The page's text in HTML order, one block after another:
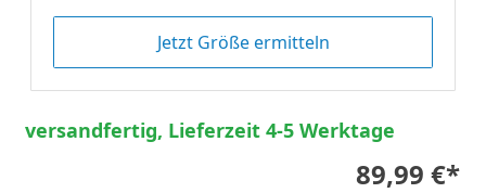
Jetzt Größe ermitteln
versandfertig, Lieferzeit 4-5 Werktage
89,99 €*